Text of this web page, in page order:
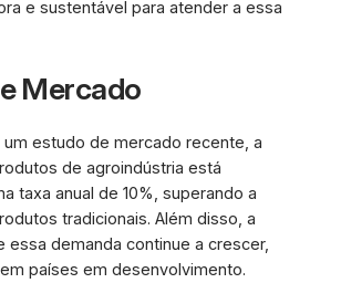
e sustentável para atender a essa
Mercado
estudo de mercado recente, a
de agroindústria está
taxa anual de 10%, superando a
tradicionais. Além disso, a
essa demanda continue a crescer,
países em desenvolvimento.